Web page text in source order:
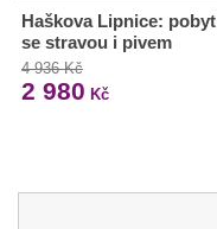
Haškova Lipnice: pobyt
se stravou i pivem
4 936 Kč
2 980 Kč